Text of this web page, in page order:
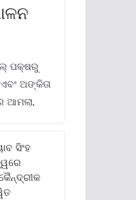
ପକ୍ଷରୁ
ଅଙ୍କିତା
ଆମଲା,
ସିଂହ